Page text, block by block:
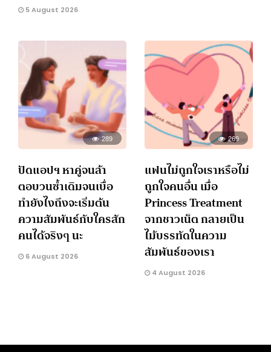
5 August 2026
289
ปัดแอปฯ หาคู่จนล้า
ตอบวนซ้ำเดิมจนเบื่อ
ทำยังไงถึงจะเริ่มต้น
ความสัมพันธ์กับใครสัก
คนได้จริงๆ นะ
6 August 2026
269
แฟนไม่ถูกใจเราหรือไม่
ถูกใจคนอื่น เมื่อ
Princess Treatment
จากชาวเน็ต กลายเป็น
ไม้บรรทัดในความ
สัมพันธ์ของเรา
4 August 2026